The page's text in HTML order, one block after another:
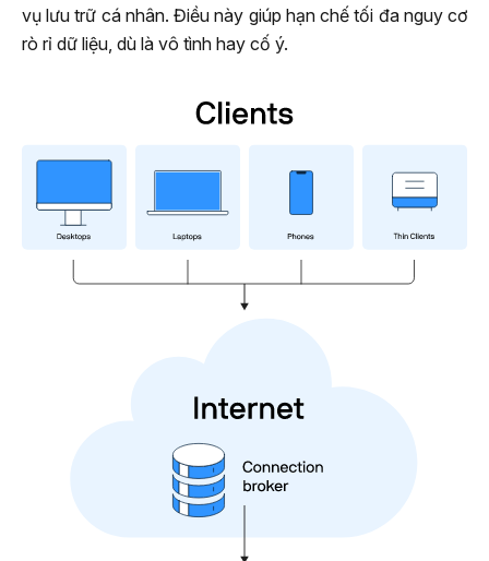
vụ lưu trữ cá nhân. Điều này giúp hạn chế tối đa nguy cơ
rò rỉ dữ liệu, dù là vô tình hay cố ý.